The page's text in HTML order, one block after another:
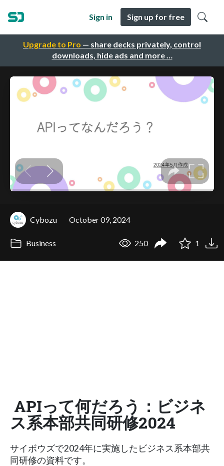
Upgrade to Pro — share decks privately, control
downloads, hide ads and more …
Sign in Sign up for free
Cybozu October 09, 2024
Business 250 1
APIって何だろう：ビジネ
ス系本部共同研修2024
サイボウズで2024年に実施したビジネス系本部共
同研修の資料です。